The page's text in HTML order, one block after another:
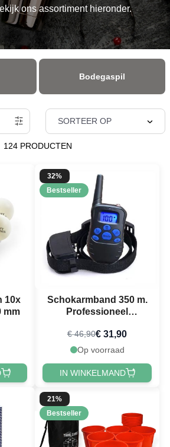
ons assortiment hieronder.
Bodegaspil
SORTEER OP
124 PRODUCTEN
10x
mm
32%
Bestseller
Schokarmband 350 m.
Professioneel
oplaadbare batterij &
oplader
€ 46,90€ 31,90
Op voorraad
IN WINKELMAND
21%
Bestseller